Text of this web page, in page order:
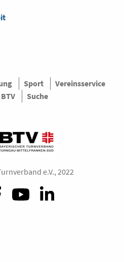
Sport
Vereinsservice
Suche
e.V., 2022